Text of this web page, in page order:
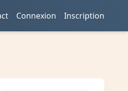
Connexion Inscription